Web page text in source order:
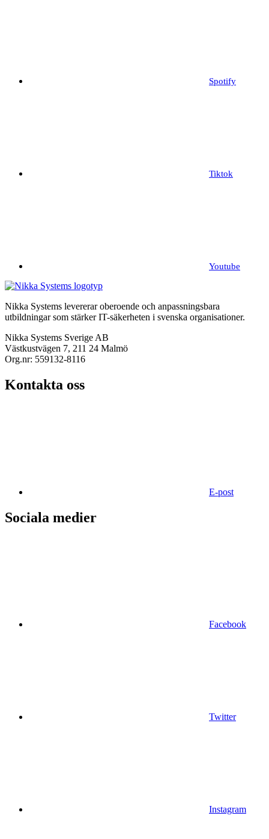
Spotify
Tiktok
Youtube
Nikka Systems levererar oberoende och anpassningsbara
utbildningar som stärker IT-säkerheten i svenska organisationer.
Nikka Systems Sverige AB
Västkustvägen 7, 211 24 Malmö
Org.nr: 559132-8116
Kontakta oss
E-post
Sociala medier
Facebook
Twitter
Instagram